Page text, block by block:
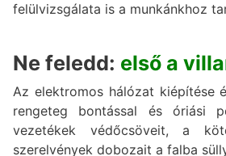
felülvizsgálata is a munkánkhoz
Ne feledd: első a
Az elektromos hálózat kiépítése
rengeteg bontással és óriási
vezetékek védőcsöveit, a
szerelvények dobozait a falba